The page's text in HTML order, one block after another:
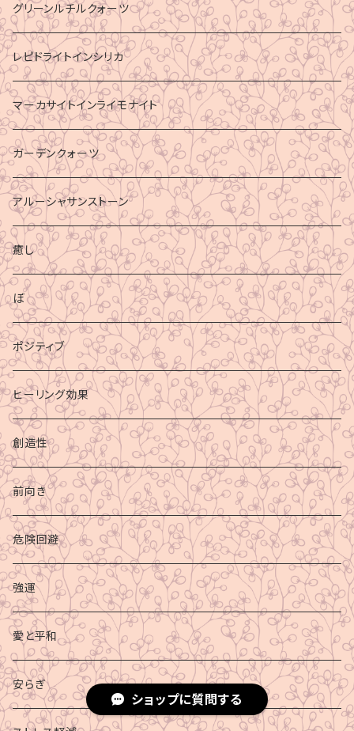
グリーンルチルクォーツ
レピドライトインシリカ
マーカサイトインライモナイト
ガーデンクォーツ
アルーシャサンストーン
癒し
ぼ
ポジティブ
ヒーリング効果
創造性
前向き
危険回避
強運
愛と平和
安らぎ
ショップに質問する